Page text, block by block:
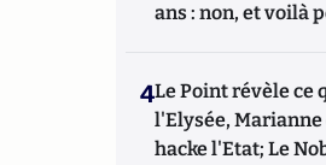
ans : non, et voilà
4Le Point révèle ce
l'Elysée,
hacke l'Etat; Le